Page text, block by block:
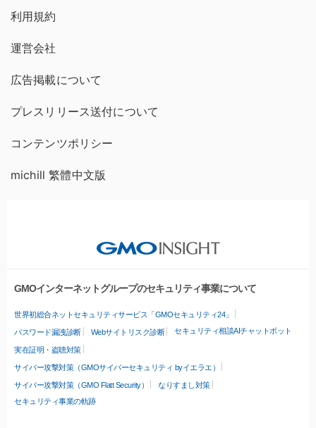
利用規約
運営会社
広告掲載について
プレスリリース送付について
コンテンツポリシー
michill 繁體中文版
GMOインターネットグループのセキュリティ事業について
世界初総合ネットセキュリティサービス「GMOセキュリティ24」
パスワード漏洩診断 Webサイトリスク診断 セキュリティ相談AIチャットボット
実在証明・盗聴対策
サイバー攻撃対策（GMOサイバーセキュリティ byイエラエ）
サイバー攻撃対策（GMO Flatt Security）
なりすまし対策
セキュリティ事業の軌跡